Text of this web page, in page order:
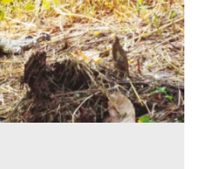
Lymská borelióza